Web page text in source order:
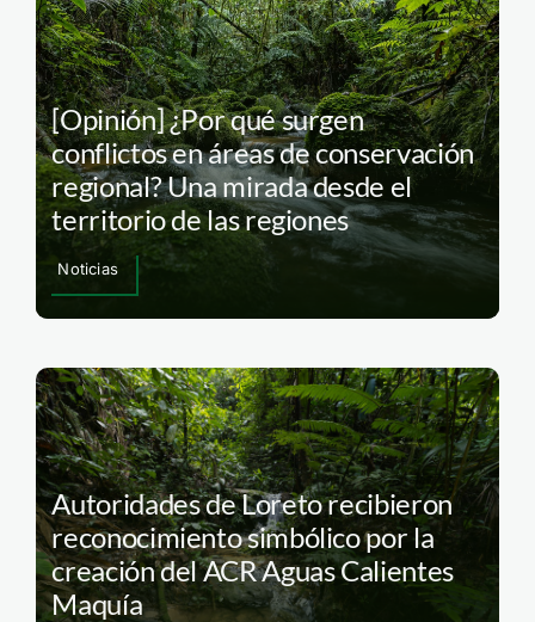
[Opinión] ¿Por qué surgen
conflictos en áreas de conservación
regional? Una mirada desde el
territorio de las regiones
Noticias
Autoridades de Loreto recibieron
reconocimiento simbólico por la
creación del ACR Aguas Calientes
Maquía